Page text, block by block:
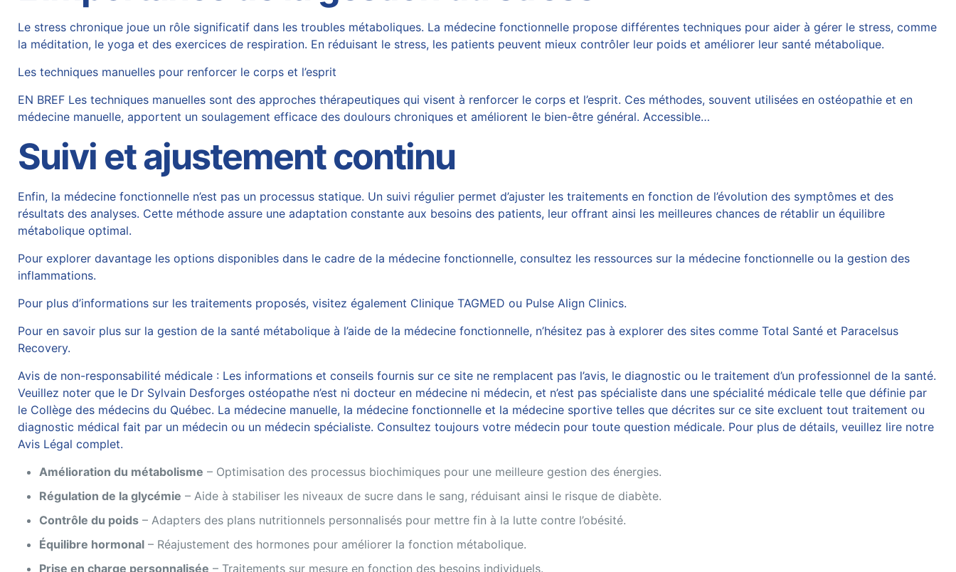
Le stress chronique joue un rôle significatif dans les troubles métaboliques. La médecine fonctionnelle propose différentes techniques pour aider à gérer le stress, comme
la méditation, le yoga et des exercices de respiration. En réduisant le stress, les patients peuvent mieux contrôler leur poids et améliorer leur santé métabolique.
Les techniques manuelles pour renforcer le corps et l’esprit
EN BREF Les techniques manuelles sont des approches thérapeutiques qui visent à renforcer le corps et l’esprit. Ces méthodes, souvent utilisées en ostéopathie et en
médecine manuelle, apportent un soulagement efficace des doulours chroniques et améliorent le bien-être général. Accessible…
Suivi et ajustement continu
Enfin, la médecine fonctionnelle n’est pas un processus statique. Un suivi régulier permet d’ajuster les traitements en fonction de l’évolution des symptômes et des
résultats des analyses. Cette méthode assure une adaptation constante aux besoins des patients, leur offrant ainsi les meilleures chances de rétablir un équilibre
métabolique optimal.
Pour explorer davantage les options disponibles dans le cadre de la médecine fonctionnelle, consultez les ressources sur la médecine fonctionnelle ou la gestion des
inflammations.
Pour plus d’informations sur les traitements proposés, visitez également Clinique TAGMED ou Pulse Align Clinics.
Pour en savoir plus sur la gestion de la santé métabolique à l’aide de la médecine fonctionnelle, n’hésitez pas à explorer des sites commeTotal Santé et Paracelsus
Recovery.
Avis de non-responsabilité médicale : Les informations et conseils fournis sur ce site ne remplacent pas l’avis, le diagnostic ou le traitement d’un professionnel de la santé.
Veuillez noter que le Dr Sylvain Desforges ostéopathe n’est ni docteur en médecine ni médecin, et n’est pas spécialiste dans une spécialité médicale telle que définie par
le Collège des médecins du Québec. La médecine manuelle, la médecine fonctionnelle et la médecine sportive telles que décrites sur ce site excluent tout traitement ou
diagnostic médical fait par un médecin ou un médecin spécialiste. Consultez toujours votre médecin pour toute question médicale. Pour plus de détails, veuillez lire notre
Avis Légal complet.
Amélioration du métabolisme – Optimisation des processus biochimiques pour une meilleure gestion des énergies.
Régulation de la glycémie – Aide à stabiliser les niveaux de sucre dans le sang, réduisant ainsi le risque de diabète.
Contrôle du poids – Adapters des plans nutritionnels personnalisés pour mettre fin à la lutte contre l’obésité.
Équilibre hormonal – Réajustement des hormones pour améliorer la fonction métabolique.
Prise en charge personnalisée – Traitements sur mesure en fonction des besoins individuels.